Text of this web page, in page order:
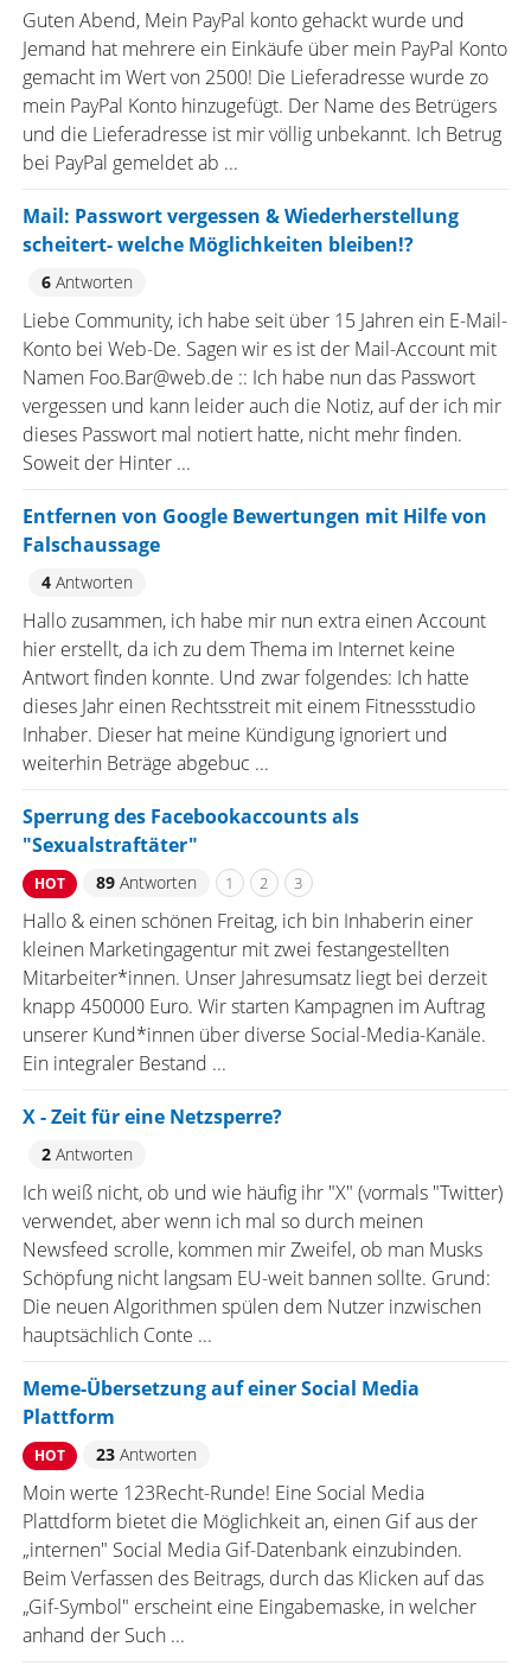
Guten Abend, Mein PayPal konto gehackt wurde und
Jemand hat mehrere ein Einkäufe über mein PayPal Konto
gemacht im Wert von 2500! Die Lieferadresse wurde zo
mein PayPal Konto hinzugefügt. Der Name des Betrügers
und die Lieferadresse ist mir völlig unbekannt. Ich Betrug
bei PayPal gemeldet ab ...
Mail: Passwort vergessen & Wiederherstellung
scheitert- welche Möglichkeiten bleiben!?
6Antworten
Liebe Community, ich habe seit über 15 Jahren ein E-Mail-
Konto bei Web-De. Sagen wir es ist der Mail-Account mit
Namen Foo.Bar@web.de :: Ich habe nun das Passwort
vergessen und kann leider auch die Notiz, auf der ich mir
dieses Passwort mal notiert hatte, nicht mehr finden.
Soweit der Hinter ...
Entfernen von Google Bewertungen mit Hilfe von
Falschaussage
4Antworten
Hallo zusammen, ich habe mir nun extra einen Account
hier erstellt, da ich zu dem Thema im Internet keine
Antwort finden konnte. Und zwar folgendes: Ich hatte
dieses Jahr einen Rechtsstreit mit einem Fitnessstudio
Inhaber. Dieser hat meine Kündigung ignoriert und
weiterhin Beträge abgebuc ...
Sperrung des Facebookaccounts als
"Sexualstraftäter"
HOT 89Antworten 1 2 3
Hallo & einen schönen Freitag, ich bin Inhaberin einer
kleinen Marketingagentur mit zwei festangestellten
Mitarbeiter*innen. Unser Jahresumsatz liegt bei derzeit
knapp 450000 Euro. Wir starten Kampagnen im Auftrag
unserer Kund*innen über diverse Social-Media-Kanäle.
Ein integraler Bestand ...
X - Zeit für eine Netzsperre?
2Antworten
Ich weiß nicht, ob und wie häufig ihr "X" (vormals "Twitter)
verwendet, aber wenn ich mal so durch meinen
Newsfeed scrolle, kommen mir Zweifel, ob man Musks
Schöpfung nicht langsam EU-weit bannen sollte. Grund:
Die neuen Algorithmen spülen dem Nutzer inzwischen
hauptsächlich Conte ...
Meme-Übersetzung auf einer Social Media
Plattform
HOT 23Antworten
Moin werte 123Recht-Runde! Eine Social Media
Plattdform bietet die Möglichkeit an, einen Gif aus der
„internen" Social Media Gif-Datenbank einzubinden.
Beim Verfassen des Beitrags, durch das Klicken auf das
„Gif-Symbol" erscheint eine Eingabemaske, in welcher
anhand der Such ...